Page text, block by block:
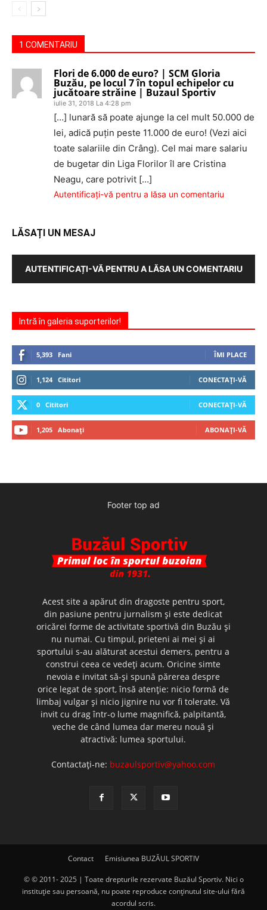
1 COMENTARIU
Flori de 6.000 de euro? | SCM Gloria
Buzău, pe locul 7 în topul echipelor cu
jucătoare străine | Buzaul Sportiv
iulie 31, 2018 La 4:28 pm
[…] lunară să poate ajunge la cel mult 50.000 de
lei, adică puţin peste 11.000 de euro! (Vezi aici
toate salariile din Crâng). Cel mai mare salariu
de bugetar din Liga Florilor îl are Cristina
Neagu, care potrivit […]
Autentificați-vă pentru a lăsa un comentariu
LĂSAȚI UN MESAJ
AUTENTIFICAȚI-VĂ PENTRU A LĂSA UN COMENTARIU
Intră în galeria suporterilor!
5,393 Fani ÎMI PLACE
1,124 Cititori CONECTAȚI-VĂ
0 Cititori CONECTAȚI-VĂ
1,205 Abonați ABONAȚI-VĂ
Footer top ad
Acest site a apărut din dragoste pentru sport,
din pasiune pentru jurnalism şi este dedicat
oricărei forme de activitate sportivă din Buzău şi
nu numai. Cu timpul, prieteni ai mei şi ai
sportului s-au alăturat acestui demers, pentru a
construi ceea ce vedeţi acum. Oricine simte
nevoia e invitat să-şi spună părerea despre
orice legat de sport, însă atenţie: nicio formă de
limbaj vulgar şi nicio jignire nu vor fi tolerate. Vă
invit cu drag într-o lume magnifică, palpitantă,
veche de când lumea dar mereu nouă şi
atractivă: lumea sportului.
Contactați-ne: buzaulsportiv@yahoo.com
Contact Emisiunea BUZĂUL SPORTIV
© © 2011- 2025 | Toate drepturile rezervate Buzăul Sportiv. Nici o
instituţie sau persoană, nu poate reproduce conţinutul site-ului fără
acordul scris.